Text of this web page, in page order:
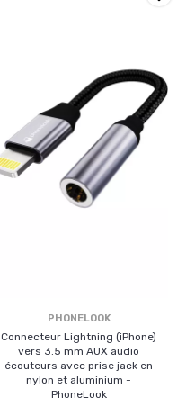
PHONELOOK
Connecteur Lightning (iPhone)
vers 3.5 mm AUX audio
écouteurs avec prise jack en
nylon et aluminium -
PhoneLook